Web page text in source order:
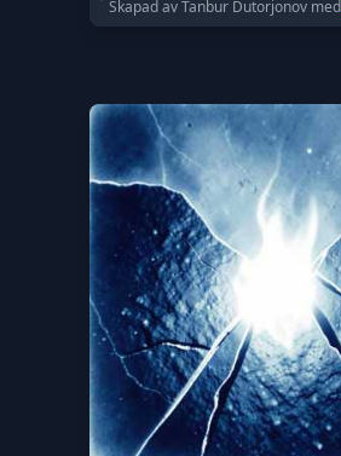
Skapad av Tanbur Dutorjonov med